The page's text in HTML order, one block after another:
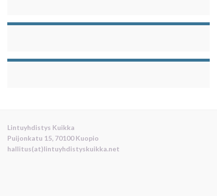
Lintuyhdistys Kuikka
Puijonkatu 15, 70100 Kuopio
hallitus(at)lintuyhdistyskuikka.net